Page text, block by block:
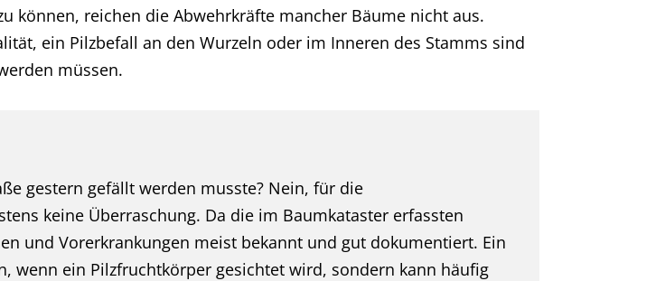
können, reichen die Abwehrkräfte mancher Bäume nicht aus.
ein Pilzbefall an den Wurzeln oder im Inneren des Stamms sind
müssen.
gestern gefällt werden musste? Nein, für die
keine Überraschung. Da die im Baumkataster erfassten
und Vorerkrankungen meist bekannt und gut dokumentiert. Ein
wenn ein Pilzfruchtkörper gesichtet wird, sondern kann häufig